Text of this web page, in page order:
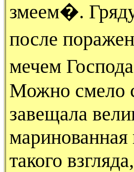
змеем�.
после
мечем
Можно смело
завещала
такого